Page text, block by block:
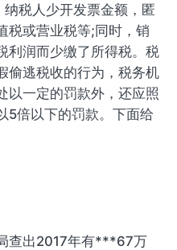
税人少开发票金额，匿
税或营业税等;同时，销
利润而少缴了所得税。税
偷逃税收的行为，税务机
以一定的罚款外，还应照
5倍以下的罚款。下面给
查出2017年有***67万